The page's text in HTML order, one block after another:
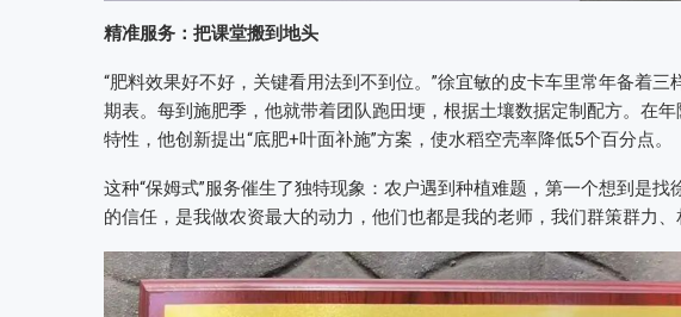
精准服务：把课堂搬到地头
“肥料效果好不好，关键看用法到不到位。”徐宜敏的皮卡车里常年备着三
期表。每到施肥季，他就带着团队跑田埂，根据土壤数据定制配方。在
特性，他创新提出“底肥+叶面补施”方案，使水稻空壳率降低5个百分点。
这种“保姆式”服务催生了独特现象：农户遇到种植难题，第一个想到是
的信任，是我做农资最大的动力，他们也都是我的老师，我们群策群力